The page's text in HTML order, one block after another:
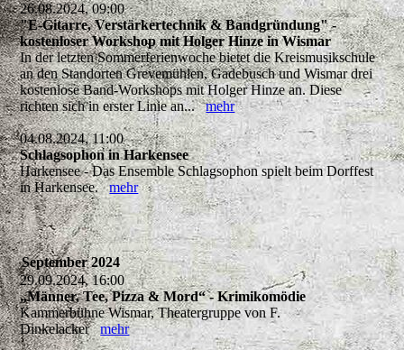
26.08.2024, 09:00
"E-Gitarre, Verstärkertechnik & Bandgründung" -
kostenloser Workshop mit Holger Hinze in Wismar
In der letzten Sommerferienwoche bietet die Kreismusikschule
an den Standorten Grevemühlen, Gadebusch und Wismar drei
kostenlose Band-Workshops mit Holger Hinze an. Diese
richten sich in erster Linie an...mehr
04.08.2024, 11:00
Schlagsophon in Harkensee
Harkensee - Das Ensemble Schlagsophon spielt beim Dorffest
in Harkensee.mehr
September 2024
29.09.2024, 16:00
„Männer, Tee, Pizza & Mord“ - Krimikomödie
Kammerbühne Wismar, Theatergruppe von F.
Dinkelackermehr